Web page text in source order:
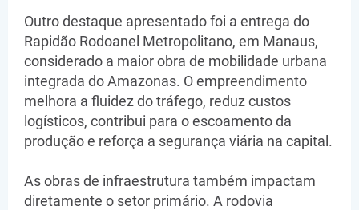
Outro destaque apresentado foi a entrega do
Rapidão Rodoanel Metropolitano, em Manaus,
considerado a maior obra de mobilidade urbana
integrada do Amazonas. O empreendimento
melhora a fluidez do tráfego, reduz custos
logísticos, contribui para o escoamento da
produção e reforça a segurança viária na capital.
As obras de infraestrutura também impactam
diretamente o setor primário. A rodovia